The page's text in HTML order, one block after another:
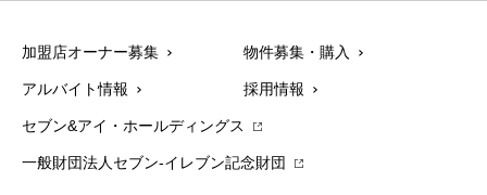
加盟店オーナー募集 物件募集・購入
アルバイト情報 採用情報
セブン&アイ・ホールディングス
一般財団法人セブン-イレブン記念財団